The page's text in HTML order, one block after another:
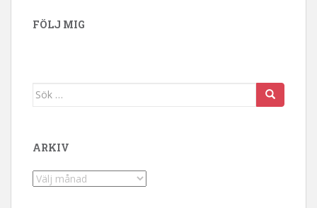
FÖLJ MIG
Sök efter:
ARKIV
Arkiv